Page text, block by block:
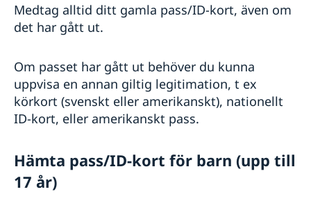
Medtag alltid ditt gamla pass/ID-kort, även om
det har gått ut.
Om passet har gått ut behöver du kunna
uppvisa en annan giltig legitimation, t ex
körkort (svenskt eller amerikanskt), nationellt
ID-kort, eller amerikanskt pass.
Hämta pass/ID-kort för barn (upp till
17 år)